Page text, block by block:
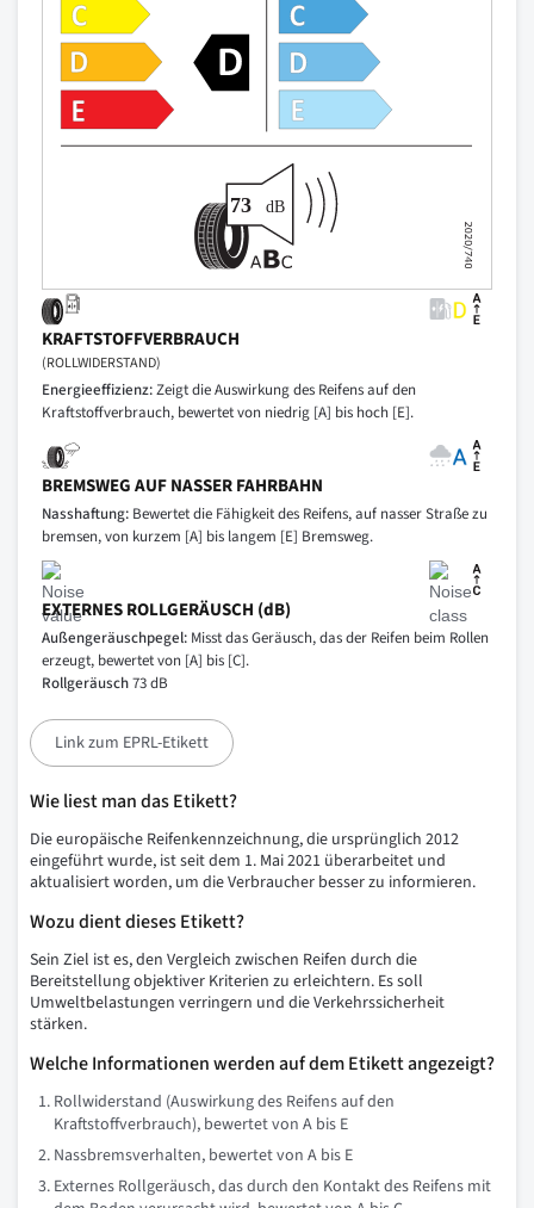
KRAFTSTOFFVERBRAUCH
(ROLLWIDERSTAND)
Energieeffizienz:Zeigt die Auswirkung des Reifens auf den
Kraftstoffverbrauch, bewertet von niedrig [A] bis hoch [E].
BREMSWEG AUF NASSER FAHRBAHN
Nasshaftung: Bewertet die Fähigkeit des Reifens, auf nasser Straße zu
bremsen, von kurzem [A] bis langem [E] Bremsweg.
EXTERNES ROLLGERÄUSCH (dB)
Außengeräuschpegel: Misst das Geräusch, das der Reifen beim Rollen
erzeugt, bewertet von [A] bis [C].
Rollgeräusch73 dB
Link zum EPRL-Etikett
Wie liest man das Etikett?
Die europäische Reifenkennzeichnung, die ursprünglich 2012
eingeführt wurde, ist seit dem 1. Mai 2021 überarbeitet und
aktualisiert worden, um die Verbraucher besser zu informieren.
Wozu dient dieses Etikett?
Sein Ziel ist es, den Vergleich zwischen Reifen durch die
Bereitstellung objektiver Kriterien zu erleichtern. Es soll
Umweltbelastungen verringern und die Verkehrssicherheit
stärken.
Welche Informationen werden auf dem Etikett angezeigt?
Rollwiderstand (Auswirkung des Reifens auf den
Kraftstoffverbrauch), bewertet von A bis E
Nassbremsverhalten, bewertet von A bis E
Externes Rollgeräusch, das durch den Kontakt des Reifens mit